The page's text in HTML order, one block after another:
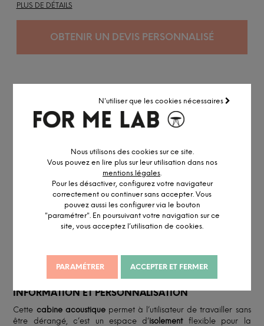
N'utiliser que les cookies nécessaires
Nous utilisons des cookies sur ce site.
Vous pouvez en lire plus sur leur utilisation dans nos
mentions légales.
Pour les désactiver, configurez votre navigateur
correctement ou continuer sans accepter. Vous
pouvez aussi les configurer via le bouton
"paramétrer". En poursuivant votre navigation sur ce
site, vous acceptez l’utilisation de cookies.
PARAMÉTRER ACCEPTER ET FERMER
PLUS DE DÉTAILS
OBTENIR UN DEVIS PERSONNALISÉ
Allemagne Conçu pour durer Personnalisable
Réalisé en petite série
Accédez à notreservice pro
Conseil personnalisé par visio ouRDV showroom
Remise professionnelle
DESCRIPTION DÉTAILLÉE
INFORMATION ET PERSONNALISATION
Cette cabine acoustiquepermet à l’utilisateur de travailler sans
être dérangé, c’est un espace d’isolementflexible pour la